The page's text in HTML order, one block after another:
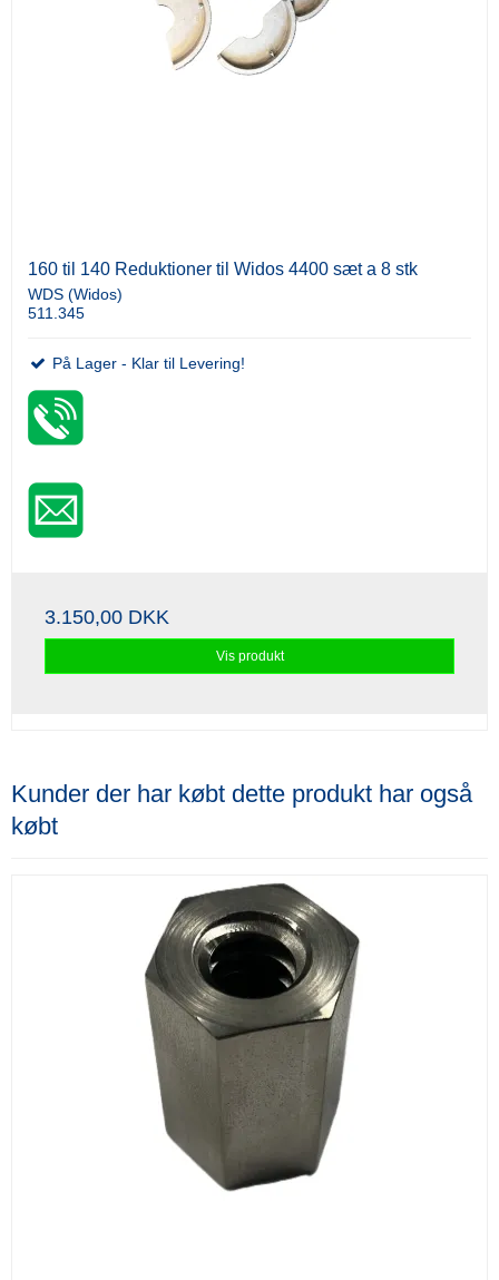
160 til 140 Reduktioner til Widos 4400 sæt a 8 stk
WDS (Widos)
511.345
På Lager - Klar til Levering!
3.150,00 DKK
Vis produkt
Kunder der har købt dette produkt har også
købt